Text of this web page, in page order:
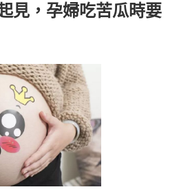
見，孕婦吃苦瓜時要